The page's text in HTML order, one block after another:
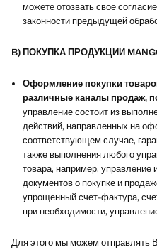
можете отозвать свое
законности предыдущей
B) ПОКУПКА ПРОДУКЦИИ
Оформление покупки
различные каналы продаж,
управление состоит из
действий, направленных на
соответствующем случае,
также выполнения любого
товара, например,
документов о покупке и
упрощенный счет-фактура,
при необходимости,
Для этого мы можем отправлять